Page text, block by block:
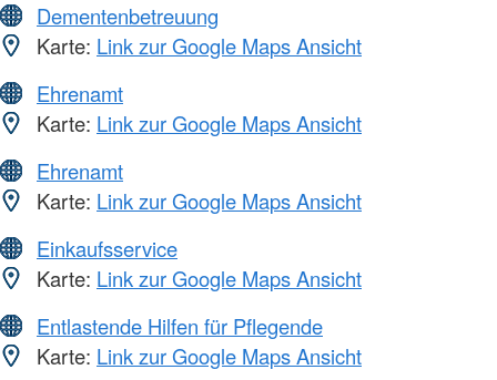
Dementenbetreuung
Karte: Link zur Google Maps Ansicht
Ehrenamt
Karte: Link zur Google Maps Ansicht
Ehrenamt
Karte: Link zur Google Maps Ansicht
Einkaufsservice
Karte: Link zur Google Maps Ansicht
Entlastende Hilfen für Pflegende
Karte: Link zur Google Maps Ansicht